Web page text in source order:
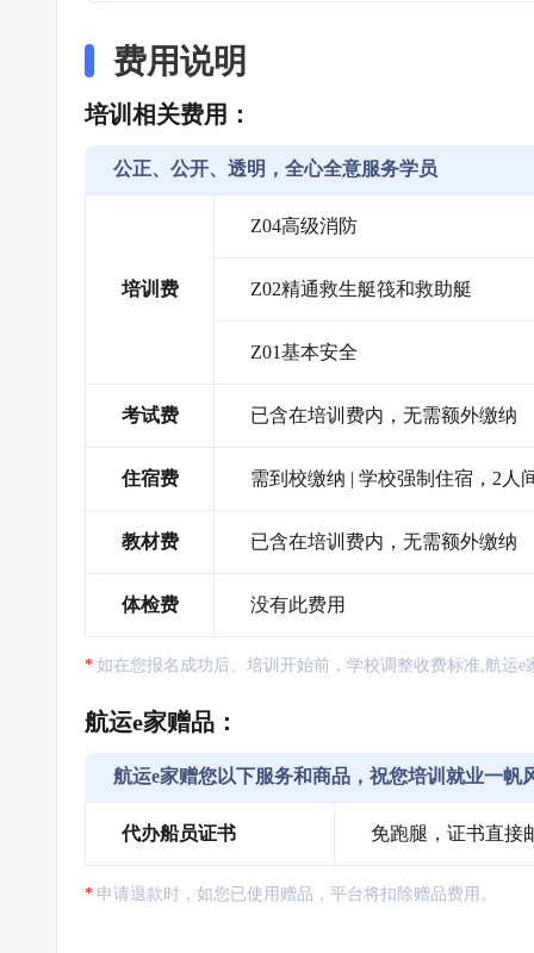
费用说明
培训相关费用：
公正、公开、透明，全心全意服务学员
培训费
Z04高级消防
Z02精通救生艇筏和救助艇
Z01基本安全
考试费 已含在培训费内，无需额外缴纳
住宿费 需到校缴纳 | 学校强制住宿，2人
教材费 已含在培训费内，无需额外缴纳
体检费 没有此费用
如在您报名成功后、培训开始前，学校调整收费标准,航运
航运e家赠品：
航运e家赠您以下服务和商品，祝您培训就业一帆
代办船员证书 免跑腿，证书直接
申请退款时，如您已使用赠品，平台将扣除赠品费用。